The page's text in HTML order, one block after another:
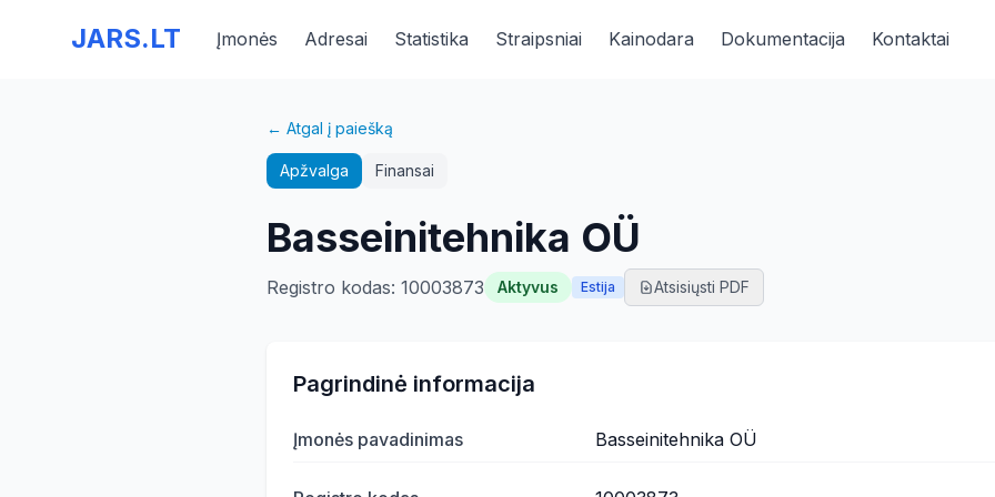
JARS.LT Įmonės Adresai Statistika Straipsniai Kainodara Dokumentacija Kontaktai
← Atgal į paiešką
Apžvalga Finansai
Basseinitehnika OÜ
Registro kodas: 10003873 Aktyvus Estija Atsisiųsti PDF
Pagrindinė informacija
Įmonės pavadinimas Basseinitehnika OÜ